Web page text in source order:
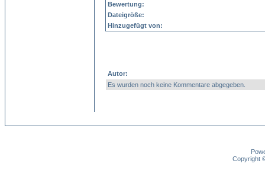
Bewertung:
Dateigröße:
Hinzugefügt von:
Autor:
Es wurden noch keine Kommentare abgegeben.
Copyright